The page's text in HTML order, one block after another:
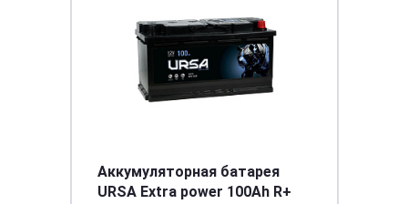
Аккумуляторная батарея
URSA Extra power 100Ah R+